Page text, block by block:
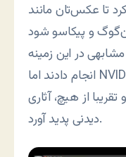
تا عکس‌تان مانند
در این زمینه
انجام دادند اما NVIDIA ابزار جدیدی فراهم کرده که
از هیچ، آثاری
دیدنی پدید آورد.